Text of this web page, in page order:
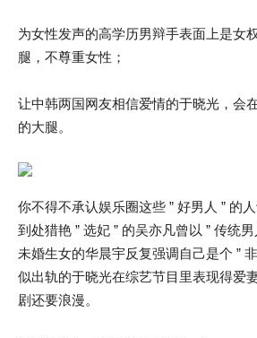
为女性发声的高学历男辩手表面上是女
腿，不尊重女性；
让中韩两国网友相信爱情的于晓光，会
的大腿。
你不得不承认娱乐圈这些 ” 好男人 ” 的
到处猎艳 ” 选妃 ” 的吴亦凡曾以 ” 传统
未婚生女的华晨宇反复强调自己是个 ”
似出轨的于晓光在综艺节目里表现得爱
剧还要浪漫。